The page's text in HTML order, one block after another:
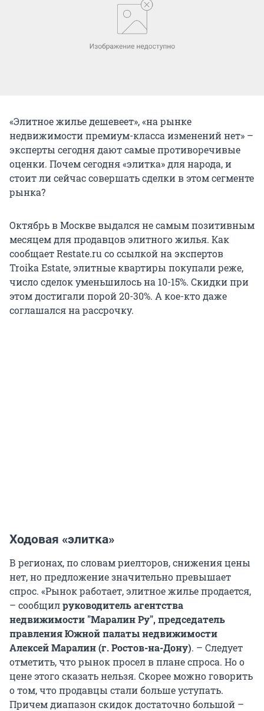
«Элитное жилье дешевеет», «на рынке
недвижимости премиум-класса изменений нет» –
эксперты сегодня дают самые противоречивые
оценки. Почем сегодня «элитка» для народа, и
стоит ли сейчас совершать сделки в этом сегменте
рынка?
Октябрь в Москве выдался не самым позитивным
месяцем для продавцов элитного жилья. Как
сообщает Restate.ru со ссылкой на экспертов
Troika Estate, элитные квартиры покупали реже,
число сделок уменьшилось на 10-15%. Скидки при
этом достигали порой 20-30%. А кое-кто даже
соглашался на рассрочку.
Ходовая «элитка»
В регионах, по словам риелторов, снижения цены
нет, но предложение значительно превышает
спрос. «Рынок работает, элитное жилье продается,
– сообщилруководитель агентства
недвижимости "Маралин Ру", председатель
правления Южной палаты недвижимости
Алексей Маралин (г. Ростов-на-Дону). – Следует
отметить, что рынок просел в плане спроса. Но о
цене этого сказать нельзя. Скорее можно говорить
о том, что продавцы стали больше уступать.
Причем диапазон скидок достаточно большой –